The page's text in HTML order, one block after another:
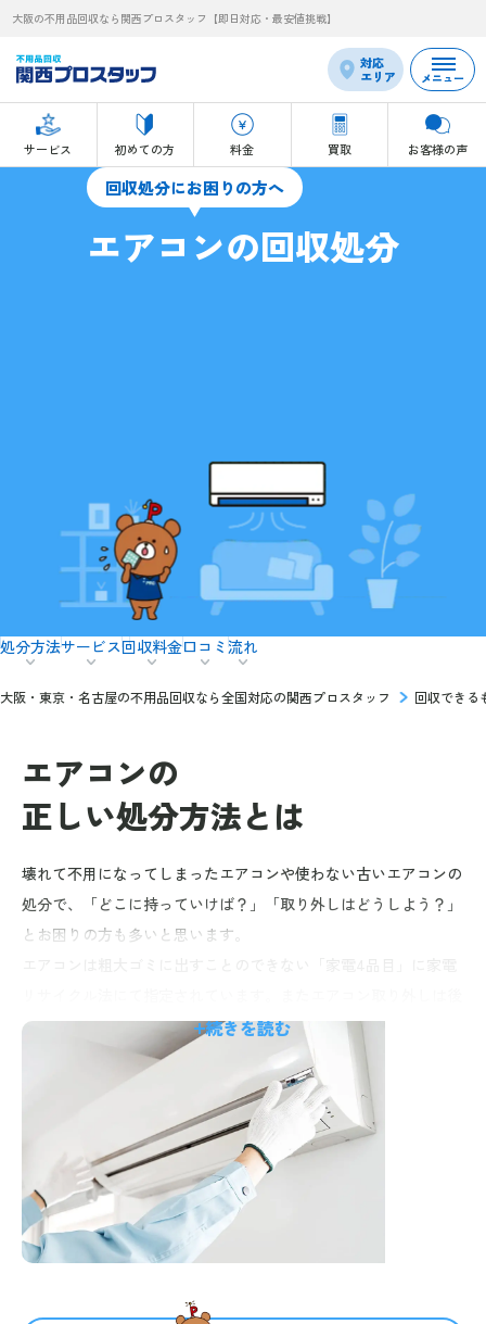
大阪の不用品回収なら関西プロスタッフ【即日対応・最安値挑戦】
対応
エリア
サービス 初めての方 料金 買取 お客様の声
メニュー
回収処分にお困りの方へ
エアコンの回収処分
処分方法サービス回収料金口コミ 流れ
大阪・東京・名古屋の不用品回収なら全国対応の関西プロスタッフ 回収できる
エアコンの
正しい処分方法とは
壊れて不用になってしまったエアコンや使わない古いエアコンの
処分で、「どこに持っていけば？」「取り外しはどうしよう？」
とお困りの方も多いと思います。
処理も含めると工程も多いうえ、専門の知識や技術・工具が必要
となり、基本的には専門の業者に依頼することになります。
処理方法もいくつか選択肢があり、それぞれに費用の違いやメ
リット・デメリットがあります。
取り外し作業と回収のそれぞれの手配等、手間がかかりそうなの
でついつい先延ばしにしてしまうことも。ここではそんなエアコ
ン処分の最適な方法をピックアップしてみました。
続きを読む